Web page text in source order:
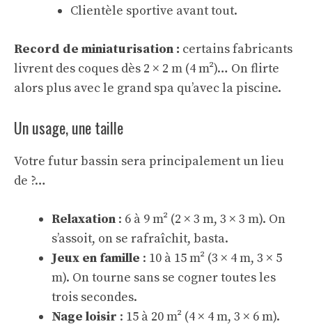
Clientèle sportive avant tout.
Record de miniaturisation : certains fabricants
livrent des coques dès 2 × 2 m (4 m²)… On flirte
alors plus avec le grand spa qu’avec la piscine.
Un usage, une taille
Votre futur bassin sera principalement un lieu
de ?…
Relaxation : 6 à 9 m² (2 × 3 m, 3 × 3 m). On
s’assoit, on se rafraîchit, basta.
Jeux en famille : 10 à 15 m² (3 × 4 m, 3 × 5
m). On tourne sans se cogner toutes les
trois secondes.
Nage loisir : 15 à 20 m² (4 × 4 m, 3 × 6 m).